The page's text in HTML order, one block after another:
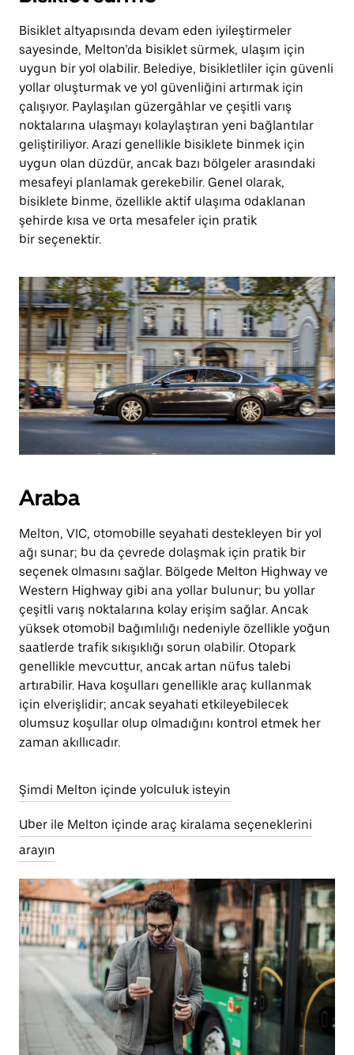
Bisiklet altyapısında devam eden iyileştirmeler
sayesinde, Melton’da bisiklet sürmek, ulaşım için
uygun bir yol olabilir. Belediye, bisikletliler için güvenli
yollar oluşturmak ve yol güvenliğini artırmak için
çalışıyor. Paylaşılan güzergâhlar ve çeşitli varış
noktalarına ulaşmayı kolaylaştıran yeni bağlantılar
geliştiriliyor. Arazi genellikle bisiklete binmek için
uygun olan düzdür, ancak bazı bölgeler arasındaki
mesafeyi planlamak gerekebilir. Genel olarak,
bisiklete binme, özellikle aktif ulaşıma odaklanan
şehirde kısa ve orta mesafeler için pratik
bir seçenektir.
Araba
Melton, VIC, otomobille seyahati destekleyen bir yol
ağı sunar; bu da çevrede dolaşmak için pratik bir
seçenek olmasını sağlar. Bölgede Melton Highway ve
Western Highway gibi ana yollar bulunur; bu yollar
çeşitli varış noktalarına kolay erişim sağlar. Ancak
yüksek otomobil bağımlılığı nedeniyle özellikle yoğun
saatlerde trafik sıkışıklığı sorun olabilir. Otopark
genellikle mevcuttur, ancak artan nüfus talebi
artırabilir. Hava koşulları genellikle araç kullanmak
için elverişlidir; ancak seyahati etkileyebilecek
olumsuz koşullar olup olmadığını kontrol etmek her
zaman akıllıcadır.
Şimdi Melton içinde yolculuk isteyin
Uber ile Melton içinde araç kiralama seçeneklerini
arayın